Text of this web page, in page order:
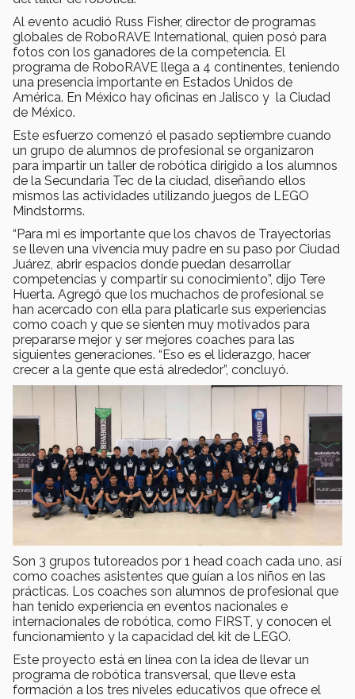
Al evento acudió Russ Fisher, director de programas
globales de RoboRAVE International, quien posó para
fotos con los ganadores de la competencia. El
programa de RoboRAVE llega a 4 continentes, teniendo
una presencia importante en Estados Unidos de
América. En México hay oficinas en Jalisco y la Ciudad
de México.
Este esfuerzo comenzó el pasado septiembre cuando
un grupo de alumnos de profesional se organizaron
para impartir un taller de robótica dirigido a los alumnos
de la Secundaria Tec de la ciudad, diseñando ellos
mismos las actividades utilizando juegos de LEGO
Mindstorms.
“Para mi es importante que los chavos de Trayectorias
se lleven una vivencia muy padre en su paso por Ciudad
Juárez, abrir espacios donde puedan desarrollar
competencias y compartir su conocimiento”, dijo Tere
Huerta. Agregó que los muchachos de profesional se
han acercado con ella para platicarle sus experiencias
como coach y que se sienten muy motivados para
prepararse mejor y ser mejores coaches para las
siguientes generaciones. “Eso es el liderazgo, hacer
crecer a la gente que está alrededor”, concluyó.
Son 3 grupos tutoreados por 1 head coach cada uno, así
como coaches asistentes que guían a los niños en las
prácticas. Los coaches son alumnos de profesional que
han tenido experiencia en eventos nacionales e
internacionales de robótica, como FIRST, y conocen el
funcionamiento y la capacidad del kit de LEGO.
Este proyecto está en línea con la idea de llevar un
programa de robótica transversal, que lleve esta
formación a los tres niveles educativos que ofrece el